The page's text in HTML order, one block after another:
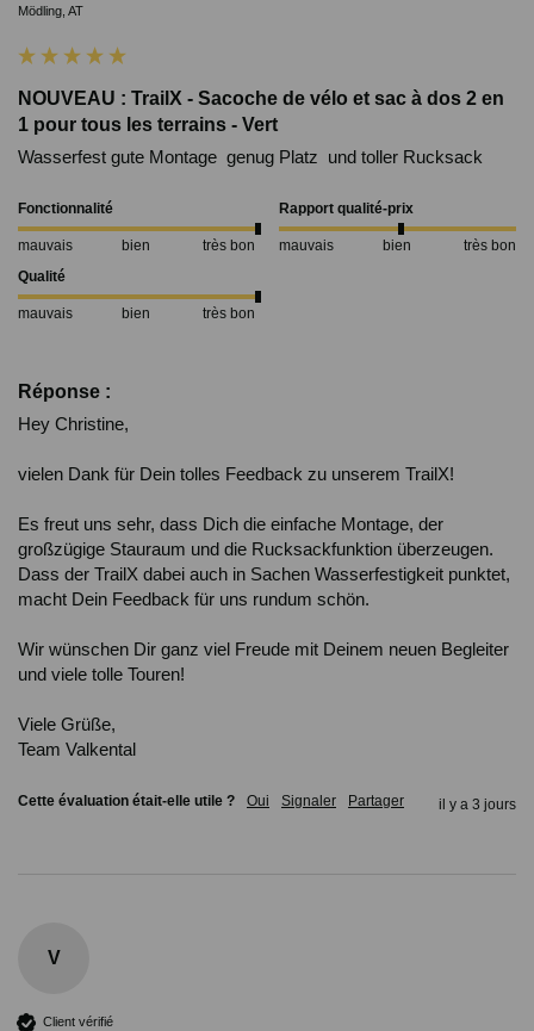
Mödling, AT
NOUVEAU : TrailX - Sacoche de vélo et sac à dos 2 en
1 pour tous les terrains - Vert
Wasserfest gute Montage  genug Platz  und toller Rucksack
Fonctionnalité
mauvais bien très bon
Rapport qualité-prix
mauvais bien
très bon
Qualité
mauvais bien très bon
Réponse :
Hey Christine,
vielen Dank für Dein tolles Feedback zu unserem TrailX!
Es freut uns sehr, dass Dich die einfache Montage, der
großzügige Stauraum und die Rucksackfunktion überzeugen.
Dass der TrailX dabei auch in Sachen Wasserfestigkeit punktet,
macht Dein Feedback für uns rundum schön.
Wir wünschen Dir ganz viel Freude mit Deinem neuen Begleiter
und viele tolle Touren!
Viele Grüße,
Team Valkental
Cette évaluation était-elle utile ? Oui Signaler Partager il y a 3 jours
V
Client vérifié